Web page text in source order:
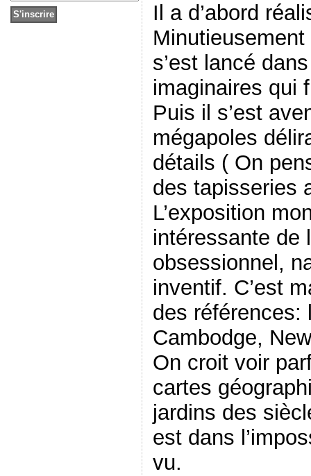
Il a d’abord
s’est lancé
imaginaires qui
Puis il s’est
mégapoles
détails ( On
des tapisseries
L’exposition
intéressante de
obsessionnel,
inventif. C’est
des références:
Cambodge,
On croit voir
cartes
jardins des
est dans
vu.